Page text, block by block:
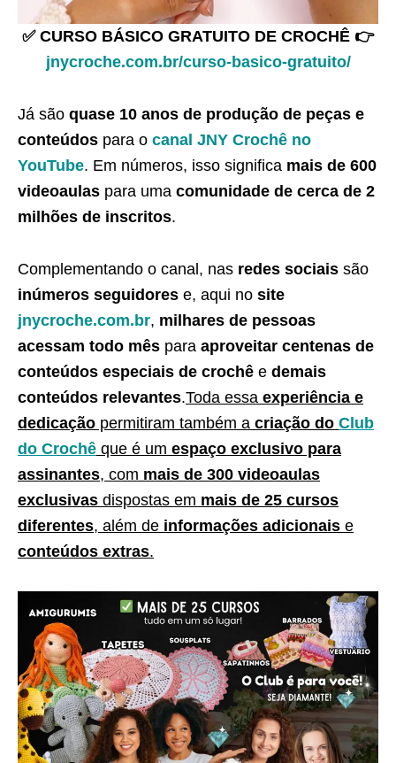
✅ CURSO BÁSICO GRATUITO DE CROCHÊ 👉
jnycroche.com.br/curso-basico-gratuito/
Já são quase 10 anos de produção de peças e
conteúdos para o canal JNY Crochê no
YouTube. Em números, isso significa mais de 600
videoaulas para uma comunidade de cerca de 2
milhões de inscritos.
Complementando o canal, nas redes sociais são
inúmeros seguidores e, aqui no site
jnycroche.com.br, milhares de pessoas
acessam todo mês para aproveitar centenas de
conteúdos especiais de crochê e demais
conteúdos relevantes.Toda essa experiência e
dedicação permitiram também a criação do Club
do Crochê que é um espaço exclusivo para
assinantes, com mais de 300 videoaulas
exclusivas dispostas em mais de 25 cursos
diferentes, além de informações adicionais e
conteúdos extras.